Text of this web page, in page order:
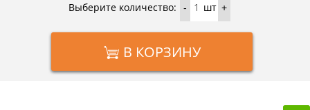
Выберите количество: - шт +
В КОРЗИНУ